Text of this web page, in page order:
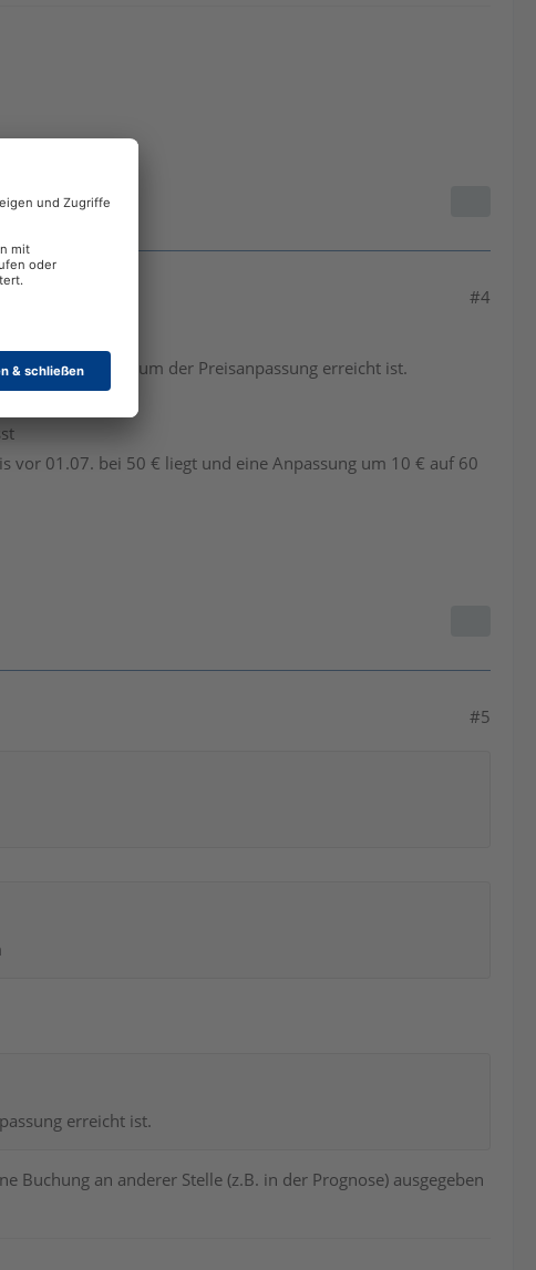
#4
wenn das Datum der Preisanpassung erreicht ist.
vor 01.07. bei 50 € liegt und eine Anpassung um 10 € auf 60
#5
erreicht ist.
an anderer Stelle (z.B. in der Prognose) ausgegeben